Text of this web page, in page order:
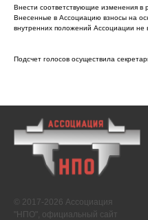
Внести соответствующие изменения в
Внесенные в Ассоциацию взносы на
внутренних положений Ассоциации не
Подсчет голосов осуществила
© 2017-2026 Ассоциация
"НПО", официальный сайт